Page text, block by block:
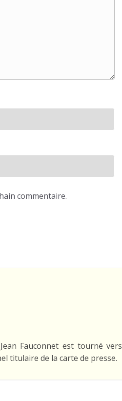
commentaire.
Fauconnet est tourné vers
titulaire de la carte de presse.